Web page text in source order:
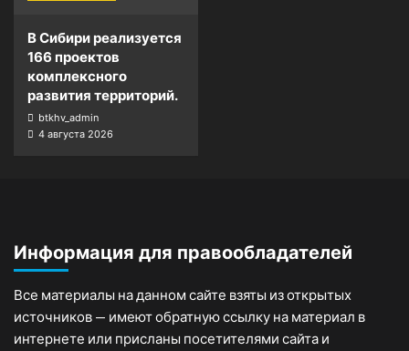
В Сибири реализуется
166 проектов
комплексного
развития территорий.
btkhv_admin
4 августа 2026
Информация для правообладателей
Все материалы на данном сайте взяты из открытых
источников — имеют обратную ссылку на материал в
интернете или присланы посетителями сайта и